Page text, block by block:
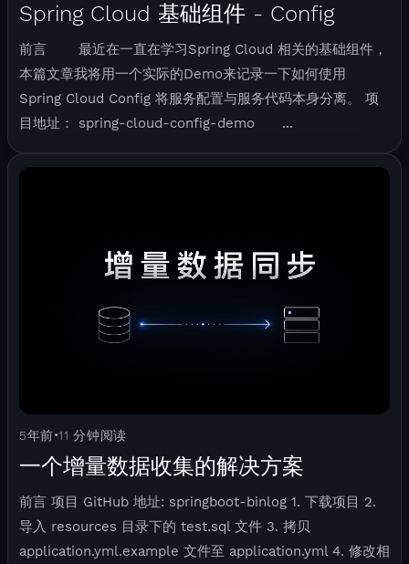
Spring Cloud 基础组件 - Config
前言 最近在一直在学习Spring Cloud 相关的基础组件，
本篇文章我将用一个实际的Demo来记录一下如何使用
Spring Cloud Config 将服务配置与服务代码本身分离。 项
目地址： spring-cloud-config-demo ...
5年前•11 分钟阅读
一个增量数据收集的解决方案
前言 项目 GitHub 地址: springboot-binlog 1. 下载项目 2.
导入 resources 目录下的 test.sql 文件 3. 拷贝
application.yml.example 文件至 application.yml 4. 修改相